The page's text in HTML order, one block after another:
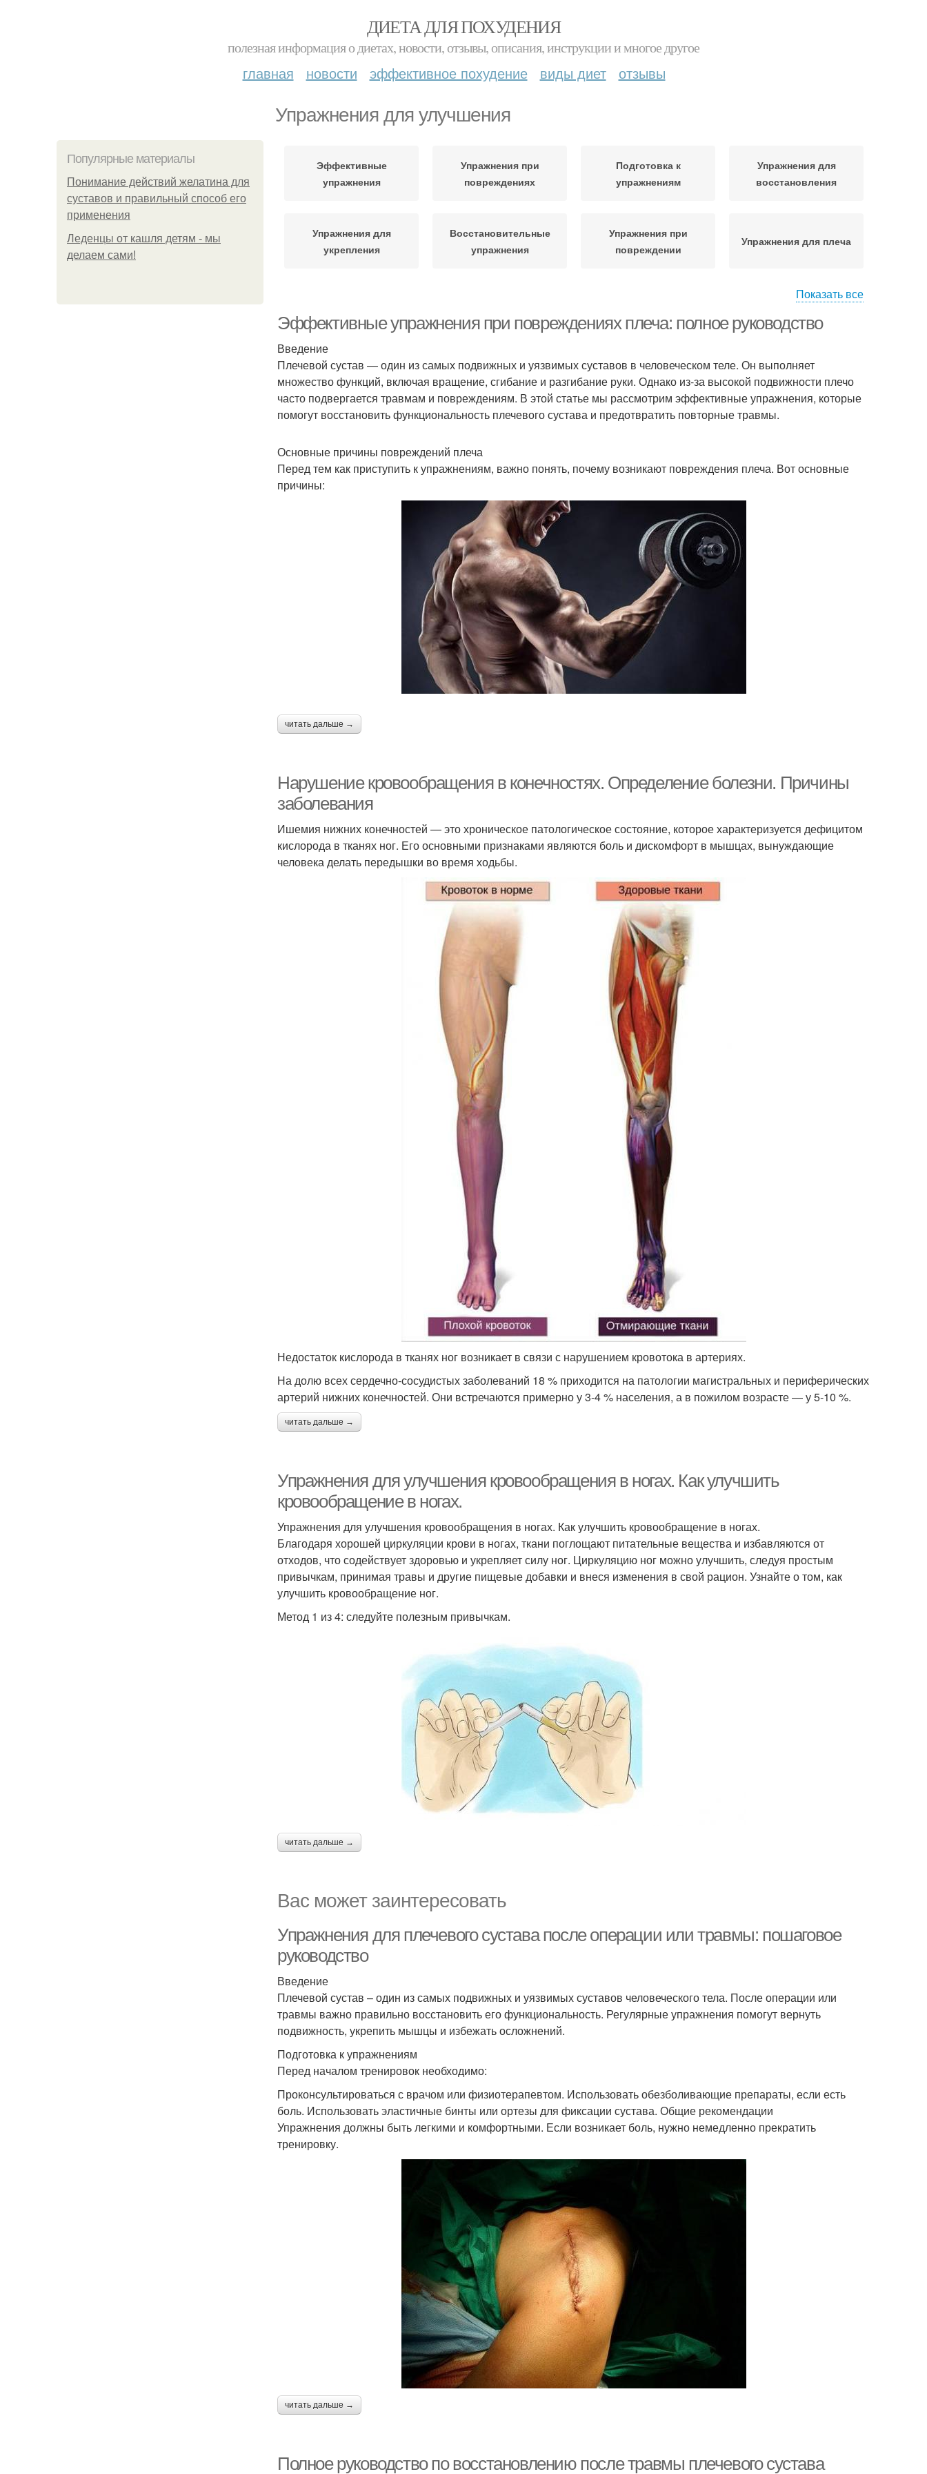
ДИЕТА ДЛЯ ПОХУДЕНИЯ
полезная информация о диетах, новости, отзывы, описания, инструкции и многое другое
главная новости эффективное похудение виды диет отзывы
Упражнения для улучшения
Популярные материалы
Понимание действий желатина для
суставов и правильный способ его
применения
Леденцы от кашля детям - мы
делаем сами!
Эффективные
упражнения
Упражнения при
повреждениях
Подготовка к
упражнениям
Упражнения для
восстановления
Упражнения для
укрепления
Восстановительные
упражнения
Упражнения при
повреждении
Упражнения для плеча
улучшения
упражнения
Показать все
Эффективные упражнения при повреждениях плеча: полное руководство
Введение
Плечевой сустав — один из самых подвижных и уязвимых суставов в человеческом теле. Он выполняет
множество функций, включая вращение, сгибание и разгибание руки. Однако из-за высокой подвижности плечо
часто подвергается травмам и повреждениям. В этой статье мы рассмотрим эффективные упражнения, которые
помогут восстановить функциональность плечевого сустава и предотвратить повторные травмы.
Основные причины повреждений плеча
Перед тем как приступить к упражнениям, важно понять, почему возникают повреждения плеча. Вот основные
причины:
читать дальше →
Нарушение кровообращения в конечностях. Определение болезни. Причины
заболевания
Ишемия нижних конечностей — это хроническое патологическое состояние, которое характеризуется дефицитом
кислорода в тканях ног. Его основными признаками являются боль и дискомфорт в мышцах, вынуждающие
человека делать передышки во время ходьбы.
Недостаток кислорода в тканях ног возникает в связи с нарушением кровотока в артериях.
На долю всех сердечно-сосудистых заболеваний 18 % приходится на патологии магистральных и периферических
артерий нижних конечностей. Они встречаются примерно у 3-4 % населения, а в пожилом возрасте — у 5-10 %.
читать дальше →
Упражнения для улучшения кровообращения в ногах. Как улучшить
кровообращение в ногах.
Упражнения для улучшения кровообращения в ногах. Как улучшить кровообращение в ногах.
Благодаря хорошей циркуляции крови в ногах, ткани поглощают питательные вещества и избавляются от
отходов, что содействует здоровью и укрепляет силу ног. Циркуляцию ног можно улучшить, следуя простым
привычкам, принимая травы и другие пищевые добавки и внеся изменения в свой рацион. Узнайте о том, как
улучшить кровообращение ног.
Метод 1 из 4: следуйте полезным привычкам.
читать дальше →
Вас может заинтересовать
Упражнения для плечевого сустава после операции или травмы: пошаговое
руководство
Введение
Плечевой сустав – один из самых подвижных и уязвимых суставов человеческого тела. После операции или
травмы важно правильно восстановить его функциональность. Регулярные упражнения помогут вернуть
подвижность, укрепить мышцы и избежать осложнений.
Подготовка к упражнениям
Перед началом тренировок необходимо:
Проконсультироваться с врачом или физиотерапевтом. Использовать обезболивающие препараты, если есть
боль. Использовать эластичные бинты или ортезы для фиксации сустава. Общие рекомендации
Упражнения должны быть легкими и комфортными. Если возникает боль, нужно немедленно прекратить
тренировку.
читать дальше →
Полное руководство по восстановлению после травмы плечевого сустава